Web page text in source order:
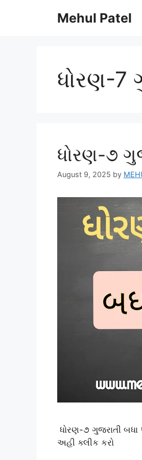
Mehul Patel
ધોરણ-7
ધોરણ-૭
August 9, 2025 by
ધોરણ-૭ ગુજરાતી બધા
અહી ક્લીક કરો